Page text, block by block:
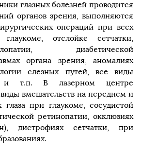
глазных болезней проводится
органов зрения, выполняются
операций при всех
глаукоме, отслойке сетчатки,
диабетической
органа зрения, аномалиях
слезных путей, все виды
и т.п. В лазерном центре
вмешательств на переднем и
глаза при глаукоме, сосудистой
ретинопатии, окклюзиях
дистрофиях сетчатки, при